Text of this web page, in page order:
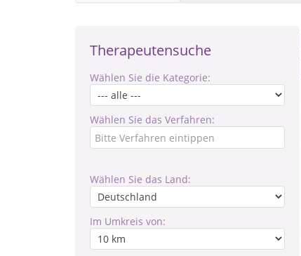
Therapeutensuche
Wählen Sie die Kategorie:
Wählen Sie das Verfahren:
Wählen Sie das Land:
Im Umkreis von: